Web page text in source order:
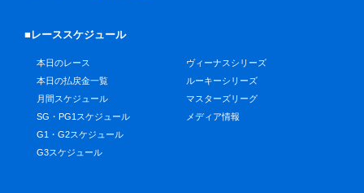
■レーススケジュール
本日のレース
本日の払戻金一覧
月間スケジュール
SG・PG1スケジュール
G1・G2スケジュール
G3スケジュール
ヴィーナスシリーズ
ルーキーシリーズ
マスターズリーグ
メディア情報